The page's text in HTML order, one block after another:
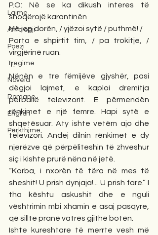
Lajme
Antologji
Poezi
Tregime
Novela
Romane
English
Përkthime
P.O: Në se ka dikush interes të
shoqërojë karantinën
Më jep dorën, / yjëzoi sytë / puthmë! /
Porta e shpirtit tim, / pa trokitje, /
virgjërinë ruan.
1.
Nënën e tre fëmijëve gjyshër, pasi
dëgjoi lajmet, e kaploi dremitja
përballë televizorit. E përmendën
rënkimet e një femre. Hapi sytë e
shqetësuar. Aty ishte vetëm ajo dhe
televizori. Andej dilnin rënkimet e dy
njerëzve që përpëliteshin të zhveshur
siç i kishte prurë nëna në jetë.
“Korba, i nxorën të tëra në mes të
sheshit! U prish dynjaja!... U prish fare.” I
tha kështu askushit dhe e nguli
vështrimin mbi xhamin e asaj pasqyre,
që sillte pranë vatrës gjithë botën.
Ishte kureshtare të merrte vesh më